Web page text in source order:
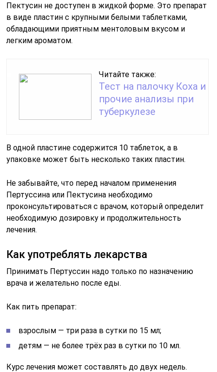
Пектусин не доступен в жидкой форме. Это препарат
в виде пластин с крупными белыми таблетками,
обладающими приятным ментоловым вкусом и
легким ароматом.
Читайте также:
Тест на палочку Коха и
прочие анализы при
туберкулезе
В одной пластине содержится 10 таблеток, а в
упаковке может быть несколько таких пластин.
Не забывайте, что перед началом применения
Пертуссина или Пектусина необходимо
проконсультироваться с врачом, который определит
необходимую дозировку и продолжительность
лечения.
Как употреблять лекарства
Принимать Пертуссин надо только по назначению
врача и желательно после еды.
Как пить препарат:
взрослым — три раза в сутки по 15 мл;
детям — не более трёх раз в сутки по 10 мл.
Курс лечения может составлять до двух недель.